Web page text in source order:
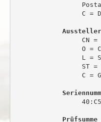
C =
Aussteller
CN =
O =
L =
ST =
C =
Prüfsumme